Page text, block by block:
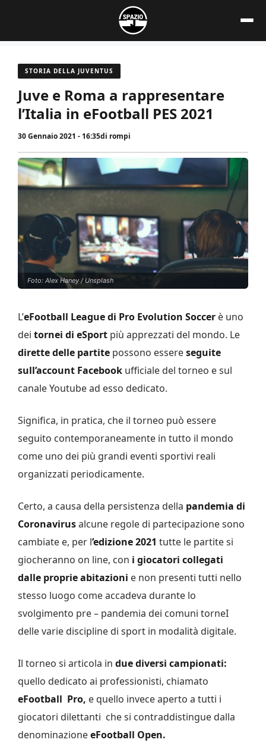
contenuto
STORIA DELLA JUVENTUS
Juve e Roma a rappresentare
l’Italia in eFootball PES 2021
30 Gennaio 2021 - 16:35di rompi
Foto: Alex Haney / Unsplash
L’eFootball League di Pro Evolution Soccer è uno
dei tornei di eSport più apprezzati del mondo. Le
dirette delle partite possono essereseguite
sull’account Facebook ufficiale del torneo e sul
canale Youtube ad esso dedicato.
Significa, in pratica, che il torneo può essere
seguito contemporaneamente in tutto il mondo
come uno dei più grandi eventi sportivi reali
organizzati periodicamente.
Certo, a causa della persistenza della pandemia di
Coronavirusalcune regole di partecipazione sono
cambiate e, per l’edizione 2021 tutte le partite si
giocheranno on line, con i giocatori collegati
dalle proprie abitazioni e non presenti tutti nello
stesso luogo come accadeva durante lo
svolgimento pre – pandemia dei comuni torneI
delle varie discipline di sport in modalità digitale.
Il torneo si articola in due diversi campionati:
quello dedicato ai professionisti, chiamato
eFootball Pro, e quello invece aperto a tutti i
giocatori dilettanti che si contraddistingue dalla
denominazioneeFootball Open.